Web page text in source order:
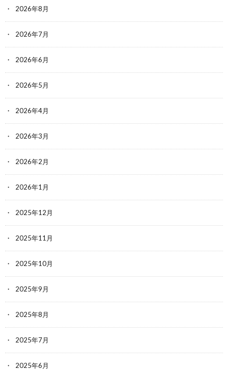
2026年8月
2026年7月
2026年6月
2026年5月
2026年4月
2026年3月
2026年2月
2026年1月
2025年12月
2025年11月
2025年10月
2025年9月
2025年8月
2025年7月
2025年6月